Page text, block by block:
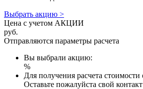
Выбрать акцию >
Цена с учетом АКЦИИ
руб.
Отправляются параметры расчета
Вы выбрали акцию:
%
Для получения расчета
Оставьте пожалуйста свой контакт